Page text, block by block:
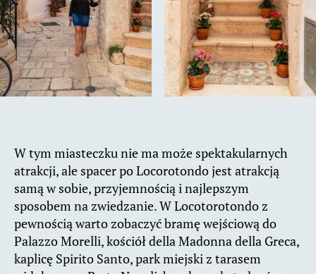
W tym miasteczku nie ma może spektakularnych
atrakcji, ale spacer po Locorotondo jest atrakcją
samą w sobie, przyjemnością i najlepszym
sposobem na zwiedzanie. W Locotorotondo z
pewnością warto zobaczyć bramę wejściową do
Palazzo Morelli, kościół della Madonna della Greca,
kaplicę Spirito Santo, park miejski z tarasem